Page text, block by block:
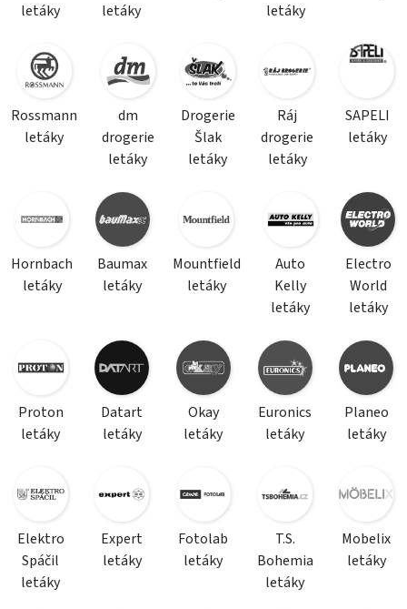
letáky
letáky
letáky
Rossmann
letáky
dm
drogerie
letáky
Drogerie
Šlak
letáky
Ráj
drogerie
letáky
SAPELI
letáky
Hornbach
letáky
Baumax
letáky
Mountfield
letáky
Auto
Kelly
letáky
Electro
World
letáky
Proton
letáky
Datart
letáky
Okay
letáky
Euronics
letáky
Planeo
letáky
Elektro
Spáčil
letáky
Expert
letáky
Fotolab
letáky
T.S.
Bohemia
letáky
Mobelix
letáky